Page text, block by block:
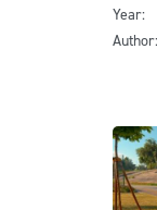
Year:
Author: